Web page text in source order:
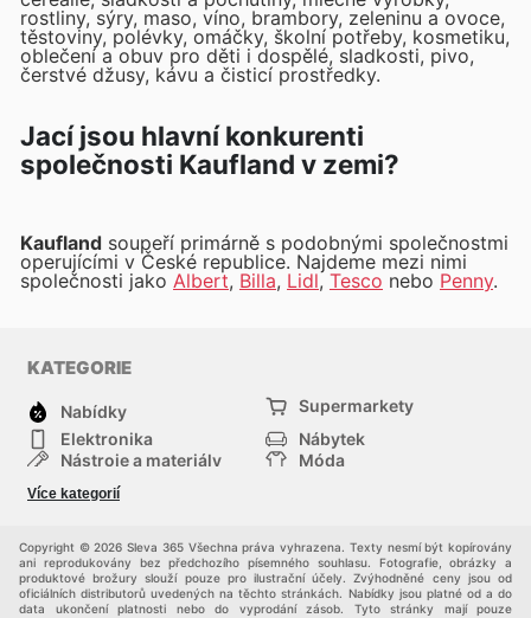
rostliny, sýry, maso, víno, brambory, zeleninu a ovoce,
těstoviny, polévky, omáčky, školní potřeby, kosmetiku,
oblečení a obuv pro děti i dospělé, sladkosti, pivo,
čerstvé džusy, kávu a čisticí prostředky.
Jací jsou hlavní konkurenti
společnosti Kaufland v zemi?
Kaufland soupeří primárně s podobnými společnostmi
operujícími v České republice. Najdeme mezi nimi
společnosti jako Albert, Billa, Lidl, Tesco nebo Penny.
KATEGORIE
Nabídky
Supermarkety
Elektronika
Nábytek
Nástroje a materiály
Móda
Děti
Více kategorií
Copyright © 2026 Sleva 365 Všechna práva vyhrazena. Texty nesmí být kopírovány
ani reprodukovány bez předchozího písemného souhlasu. Fotografie, obrázky a
produktové brožury slouží pouze pro ilustrační účely. Zvýhodněné ceny jsou od
oficiálních distributorů uvedených na těchto stránkách. Nabídky jsou platné od a do
data ukončení platnosti nebo do vyprodání zásob. Tyto stránky mají pouze